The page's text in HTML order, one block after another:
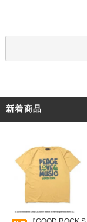
新着商品